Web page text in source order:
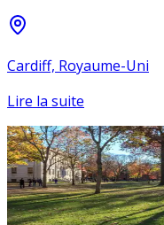
Cardiff, Royaume-Uni
Lire la suite